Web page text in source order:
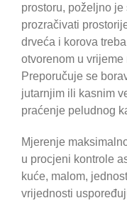
prostoru, poželjno
prozračivati
drveća i korova
otvorenom u
Preporučuje se
jutarnjim ili kasnim
praćenje peludnog
Mjerenje
u procjeni kontrole
kuće, malom,
vrijednosti